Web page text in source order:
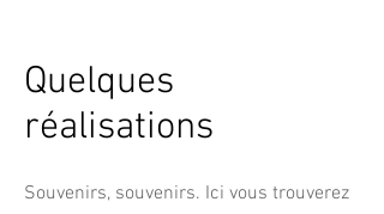
Quelques
réalisations
Souvenirs, souvenirs. Ici vous trouverez